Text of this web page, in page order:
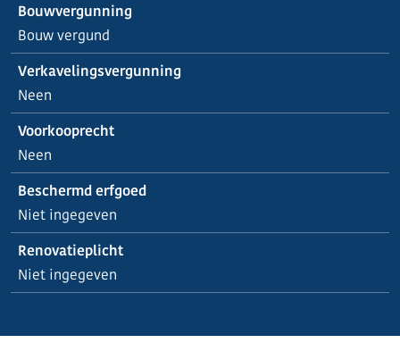
Bouwvergunning
Bouw vergund
Verkavelingsvergunning
Neen
Voorkooprecht
Neen
Beschermd erfgoed
Niet ingegeven
Renovatieplicht
Niet ingegeven